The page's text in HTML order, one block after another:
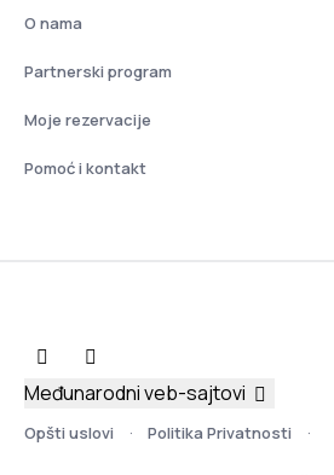
O nama
Partnerski program
Moje rezervacije
Pomoć i kontakt
Opšti uslovi Politika Privatnosti
Međunarodni veb-sajtovi